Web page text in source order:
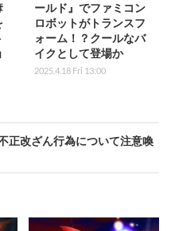
ールド』でファミコン
ロボットがトランスフ
ォーム！？クールなバ
イクとして登場か
2025.4.18 Fri 13:00
正改ざん行為について注意喚